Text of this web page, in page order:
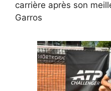
carrière après son
Garros